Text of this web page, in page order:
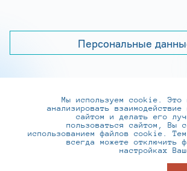
Персональные
+7 (495) 737-6192, 8-800-
practice@infotecs.ru,
127273, г. Москва, Отрадная ул.,
Мы используем cookie. Это
анализировать взаимодействие
сайтом и делать его
пользоваться сайтом, Вы
использованием файлов cookie.
всегда можете отключить
настройках